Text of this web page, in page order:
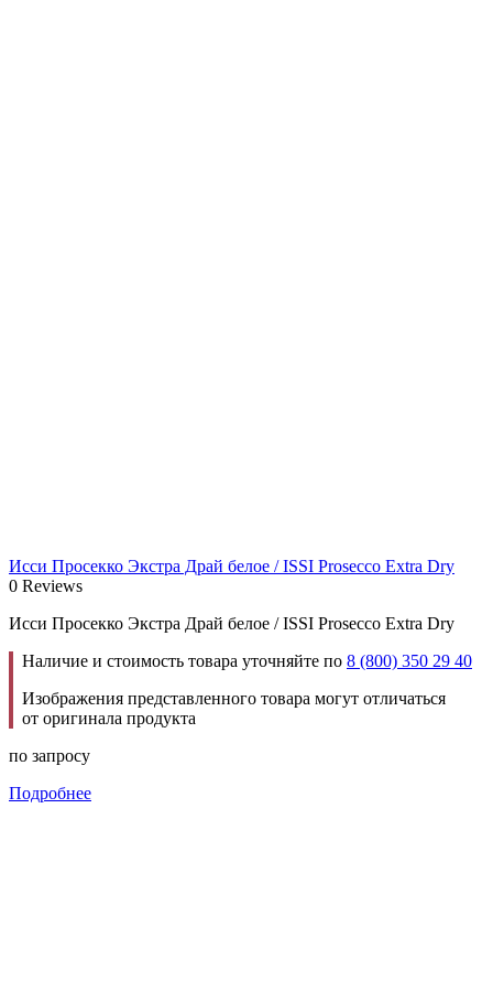
Исси Просекко Экстра Драй белое / ISSI Prosecco Extra Dry
0 Reviews
Исси Просекко Экстра Драй белое / ISSI Prosecco Extra Dry
Наличие и стоимость товара уточняйте по 8 (800) 350 29 40
Изображения представленного товара могут отличаться
от оригинала продукта
по запросу
Подробнее